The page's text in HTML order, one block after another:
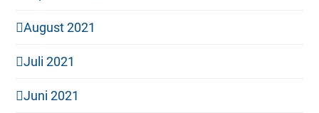
August 2021
Juli 2021
Juni 2021